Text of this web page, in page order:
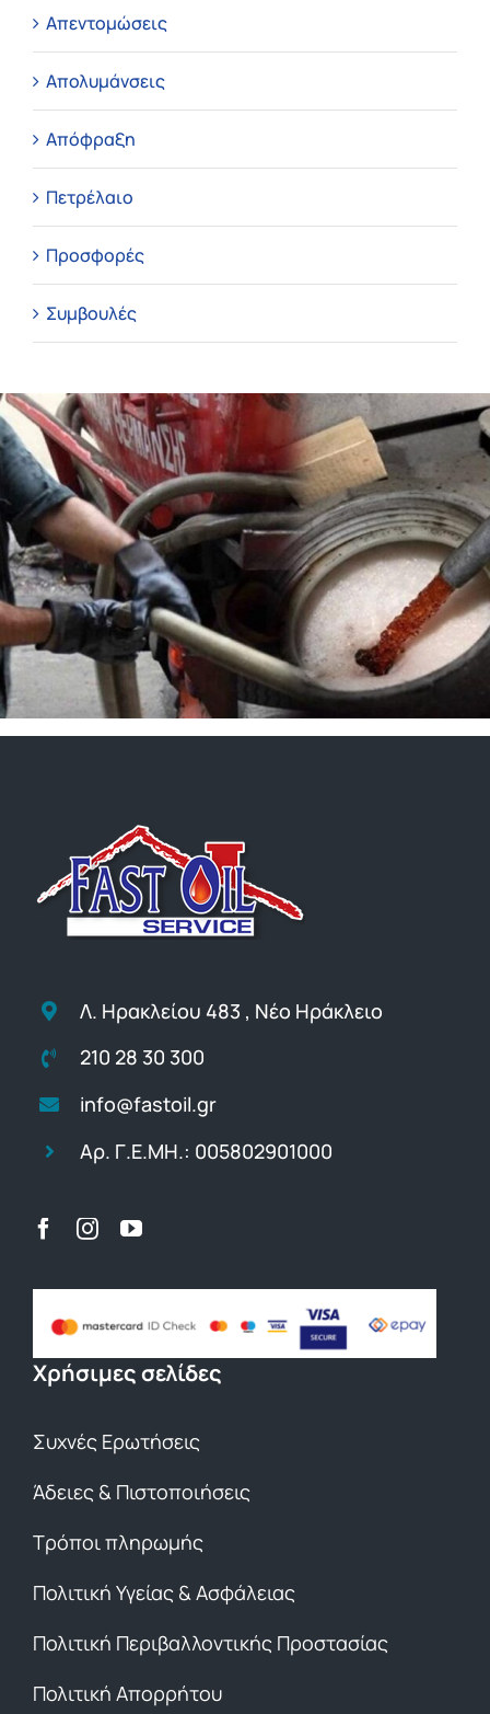
Απεντομώσεις
Απολυμάνσεις
Απόφραξη
Πετρέλαιο
Προσφορές
Συμβουλές
Λ. Ηρακλείου 483 , Νέο Ηράκλειο
210 28 30 300
info@fastoil.gr
Αρ. Γ.Ε.ΜΗ.: 005802901000
Χρήσιμες σελίδες
Συχνές Ερωτήσεις
Άδειες & Πιστοποιήσεις
Τρόποι πληρωμής
Πολιτική Υγείας & Ασφάλειας
Πολιτική Περιβαλλοντικής Προστασίας
Πολιτική Απορρήτου